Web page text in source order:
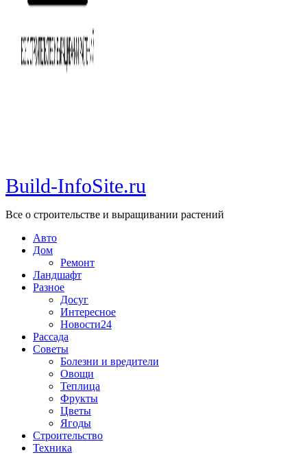
Build-InfoSite.ru
Все о строительстве и выращивании растений
Авто
Дом
Ремонт
Ландшафт
Разное
Досуг
Интересное
Новости24
Рассада
Советы
Болезни и вредители
Овощи
Теплица
Фрукты
Цветы
Ягоды
Строительство
Техника